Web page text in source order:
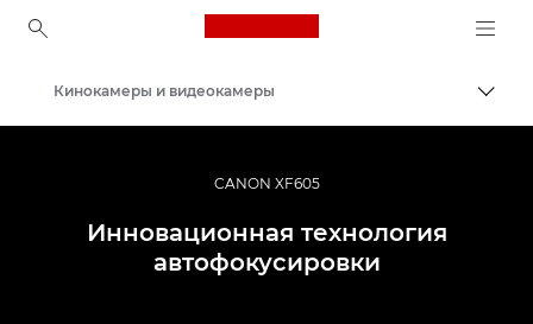
Canon Logo, back to
Кинокамеры и видеокамеры
CANON XF605
Инновационная технология
автофокусировки